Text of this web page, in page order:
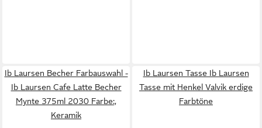
Ib Laursen Becher Farbauswahl -
Ib Laursen Cafe Latte Becher
Mynte 375ml 2030 Farbe:,
Keramik
Ib Laursen Tasse Ib Laursen
Tasse mit Henkel Valvik erdige
Farbtöne